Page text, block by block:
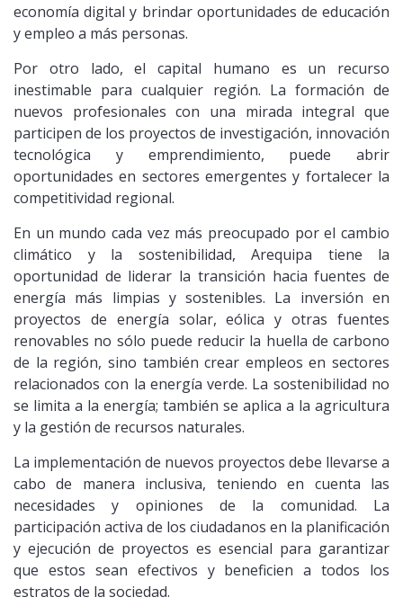
economía digital y brindar oportunidades de educación
y empleo a más personas.
Por otro lado, el capital humano es un recurso
inestimable para cualquier región. La formación de
nuevos profesionales con una mirada integral que
participen de los proyectos de investigación, innovación
tecnológica y emprendimiento, puede abrir
oportunidades en sectores emergentes y fortalecer la
competitividad regional.
En un mundo cada vez más preocupado por el cambio
climático y la sostenibilidad, Arequipa tiene la
oportunidad de liderar la transición hacia fuentes de
energía más limpias y sostenibles. La inversión en
proyectos de energía solar, eólica y otras fuentes
renovables no sólo puede reducir la huella de carbono
de la región, sino también crear empleos en sectores
relacionados con la energía verde. La sostenibilidad no
se limita a la energía; también se aplica a la agricultura
y la gestión de recursos naturales.
La implementación de nuevos proyectos debe llevarse a
cabo de manera inclusiva, teniendo en cuenta las
necesidades y opiniones de la comunidad. La
participación activa de los ciudadanos en la planificación
y ejecución de proyectos es esencial para garantizar
que estos sean efectivos y beneficien a todos los
estratos de la sociedad.